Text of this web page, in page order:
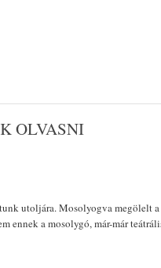
OLVASNI
utoljára. Mosolyogva me­gölelt a
ennek a mosolygó, már-már